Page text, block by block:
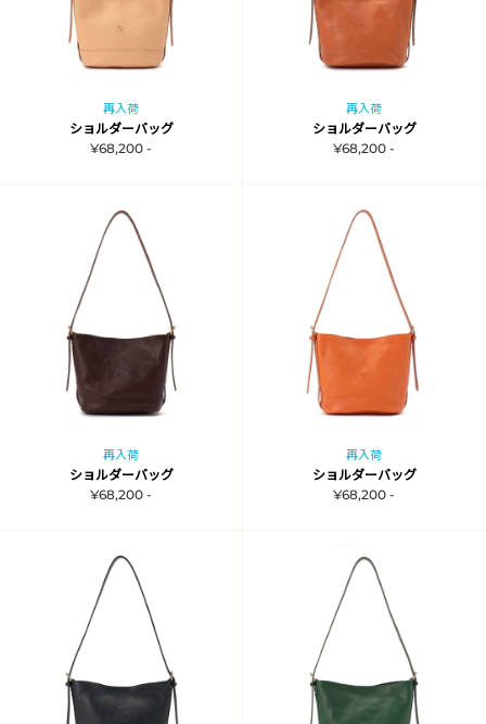
再入荷
ショルダーバッグ
¥68,200 -
再入荷
ショルダーバッグ
¥68,200 -
再入荷
ショルダーバッグ
¥68,200 -
再入荷
ショルダーバッグ
¥68,200 -